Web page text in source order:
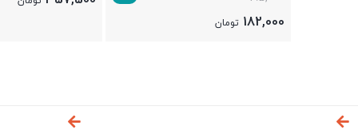
182,000 تومان